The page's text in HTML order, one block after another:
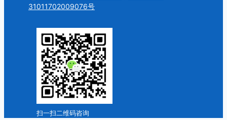
31011702009076号
扫一扫二维码咨询